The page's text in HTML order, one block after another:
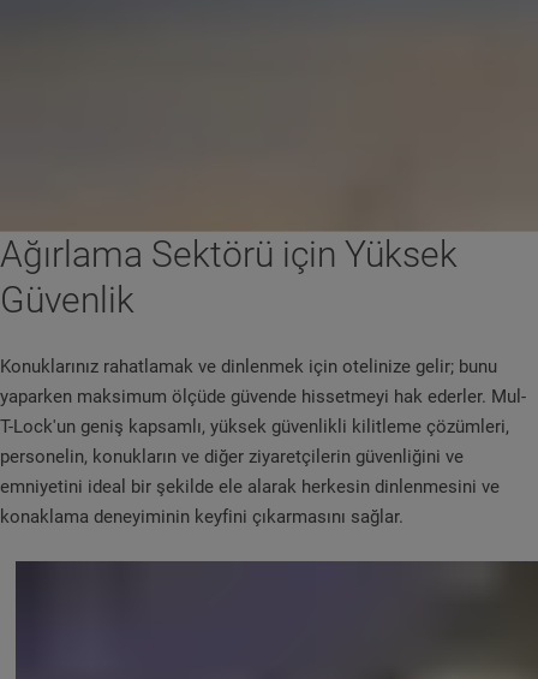
Ağırlama Sektörü için Yüksek
Güvenlik
Konuklarınız rahatlamak ve dinlenmek için otelinize gelir; bunu
yaparken maksimum ölçüde güvende hissetmeyi hak ederler. Mul-
T-Lock'un geniş kapsamlı, yüksek güvenlikli kilitleme çözümleri,
personelin, konukların ve diğer ziyaretçilerin güvenliğini ve
emniyetini ideal bir şekilde ele alarak herkesin dinlenmesini ve
konaklama deneyiminin keyfini çıkarmasını sağlar.